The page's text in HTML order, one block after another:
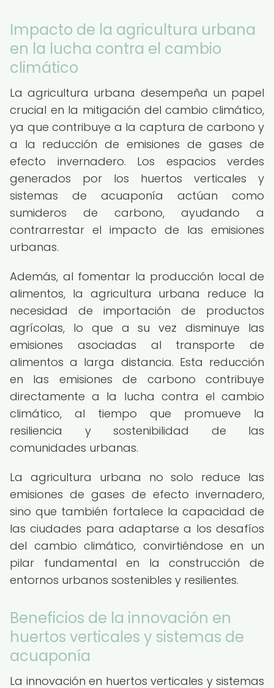
Impacto de la agricultura urbana
en la lucha contra el cambio
climático
La agricultura urbana desempeña un papel
crucial en la mitigación del cambio climático,
ya que contribuye a la captura de carbono y
a la reducción de emisiones de gases de
efecto invernadero. Los espacios verdes
generados por los huertos verticales y
sistemas de acuaponía actúan como
sumideros de carbono, ayudando a
contrarrestar el impacto de las emisiones
urbanas.
Además, al fomentar la producción local de
alimentos, la agricultura urbana reduce la
necesidad de importación de productos
agrícolas, lo que a su vez disminuye las
emisiones asociadas al transporte de
alimentos a larga distancia. Esta reducción
en las emisiones de carbono contribuye
directamente a la lucha contra el cambio
climático, al tiempo que promueve la
resiliencia y sostenibilidad de las
comunidades urbanas.
La agricultura urbana no solo reduce las
emisiones de gases de efecto invernadero,
sino que también fortalece la capacidad de
las ciudades para adaptarse a los desafíos
del cambio climático, convirtiéndose en un
pilar fundamental en la construcción de
entornos urbanos sostenibles y resilientes.
Beneficios de la innovación en
huertos verticales y sistemas de
acuaponía
La innovación en huertos verticales y sistemas